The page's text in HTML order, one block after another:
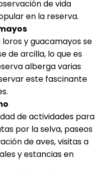
de vida
en la reserva.
loros y guacamayos se
de arcilla, lo que es
alberga varias
este fascinante
de actividades para
por la selva, paseos
de aves, visitas a
y estancias en